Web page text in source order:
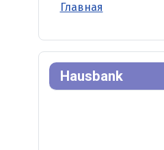
Главная
Hausbank